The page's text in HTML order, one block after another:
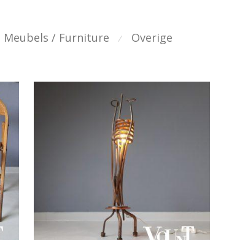
Meubels / Furniture ⁄ Overige